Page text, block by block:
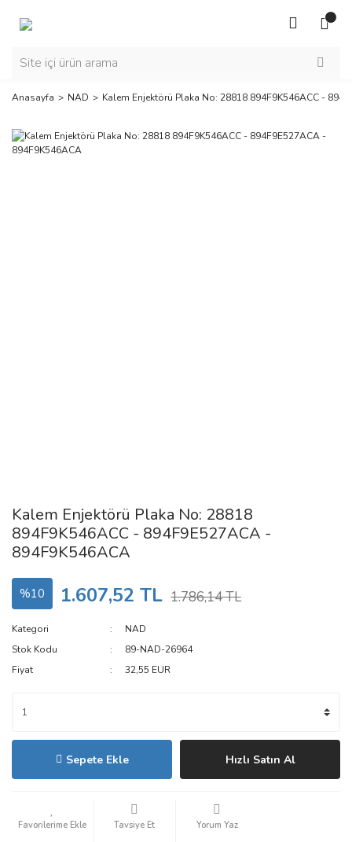
Anasayfa NAD Kalem Enjektörü Plaka No: 28818 894F9K546ACC -
Kalem Enjektörü Plaka No: 28818
894F9K546ACC - 894F9E527ACA -
894F9K546ACA
%10 1.607,52 TL 1.786,14 TL
Kategori
NAD
Stok Kodu
89-NAD-26964
Fiyat
32,55 EUR
Sepete Ekle Hızlı Satın Al
Tavsiye Et Yorum Yaz